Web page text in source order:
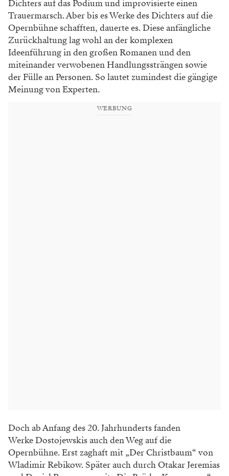
Dichters auf das Podium und improvisierte einen
Trauermarsch. Aber bis es Werke des Dichters auf die
Opernbühne schafften, dauerte es. Diese anfängliche
Zurückhaltung lag wohl an der komplexen
Ideenführung in den großen Romanen und den
miteinander verwobenen Handlungssträngen sowie
der Fülle an Personen. So lautet zumindest die gängige
Meinung von Experten.
WERBUNG
Doch ab Anfang des 20. Jahrhunderts fanden
Werke Dostojewskis auch den Weg auf die
Opernbühne. Erst zaghaft mit „Der Christbaum“ von
Wladimir Rebikow. Später auch durch Otakar Jeremias